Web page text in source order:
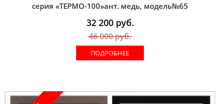
серия «ТЕРМО-100»ант. медь, модель№65
32 200руб.
46 000руб.
ПОДРОБНЕЕ